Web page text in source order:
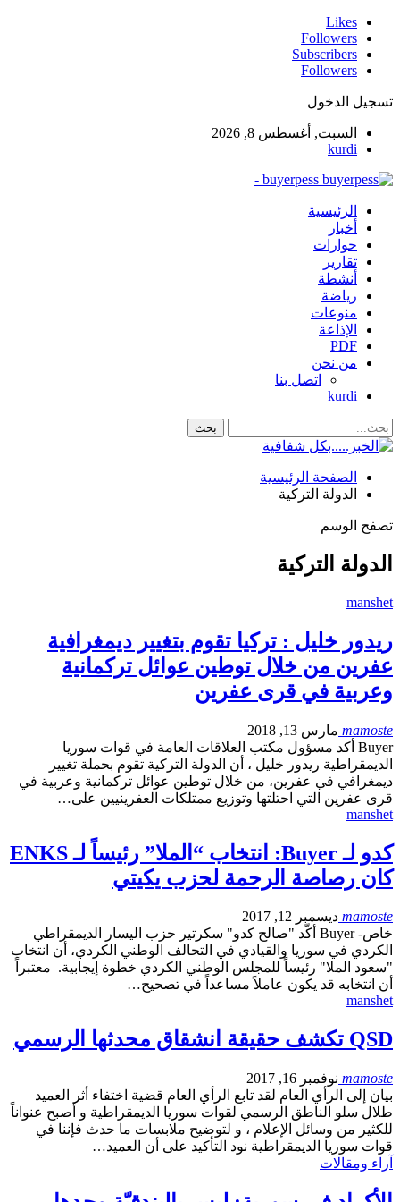
Likes
Followers
Subscribers
Followers
تسجيل الدخول
السبت, أغسطس 8, 2026
kurdi
buyerpess -
الرئيسية
أخبار
حوارات
تقارير
أنشطة
رياضة
منوعات
الإذاعة
PDF
من نحن
اتصل بنا
kurdi
الصفحة الرئيسية
الدولة التركية
تصفح الوسم
الدولة التركية
manshet
ريدور خليل : تركيا تقوم بتغيير ديمغرافية
عفرين من خلال توطين عوائل تركمانية
وعربية في قرى عفرين
mamoste مارس 13, 2018
Buyer أكد مسؤول مكتب العلاقات العامة في قوات سوريا
الديمقراطية ريدور خليل ، أن الدولة التركية تقوم بحملة تغيير
ديمغرافي في عفرين، من خلال توطين عوائل تركمانية وعربية في
قرى عفرين التي احتلتها وتوزيع ممتلكات العفرينيين على…
manshet
كدو لـ Buyer: انتخاب “الملا” رئيساً لـ ENKS
كان رصاصة الرحمة لحزب يكيتي
mamoste ديسمبر 12, 2017
خاص- Buyer أكّد "صالح كدو" سكرتير حزب اليسار الديمقراطي
الكردي في سوريا والقيادي في التحالف الوطني الكردي، أن انتخاب
"سعود الملا" رئيساً للمجلس الوطني الكردي خطوة إيجابية. معتبراً
أن انتخابه قد يكون عاملاً مساعداً في تصحيح…
manshet
QSD تكشف حقيقة انشقاق محدثها الرسمي
mamoste نوفمبر 16, 2017
بيان إلى الرأي العام لقد تابع الرأي العام قضية اختفاء أثر العميد
طلال سلو الناطق الرسمي لقوات سوريا الديمقراطية و أصبح عنواناً
للكثير من وسائل الإعلام ، و لتوضيح ملابسات ما حدث فإننا في
قوات سوريا الديمقراطية نود التأكيد على أن العميد…
آراء ومقالات